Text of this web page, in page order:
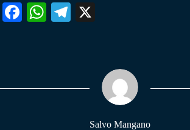
Fa W
pp
Te
m
Salvo Mangano